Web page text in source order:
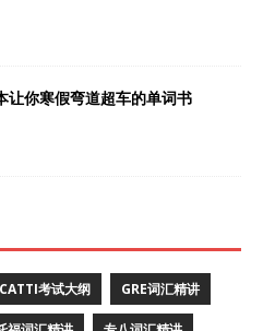
你寒假弯道超车的单词书
CATTI考试大纲 GRE词汇精讲